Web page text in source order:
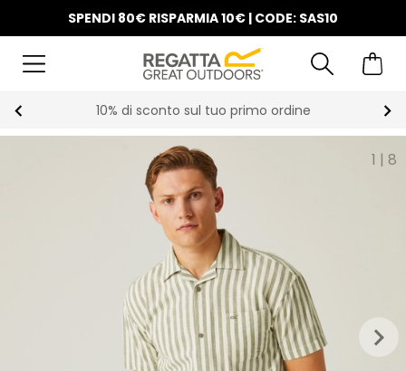
SPENDI 80€ RISPARMIA 10€ | CODE: SAS10
10% di sconto sul tuo primo ordine
1 | 8
keyboard_arrow_right